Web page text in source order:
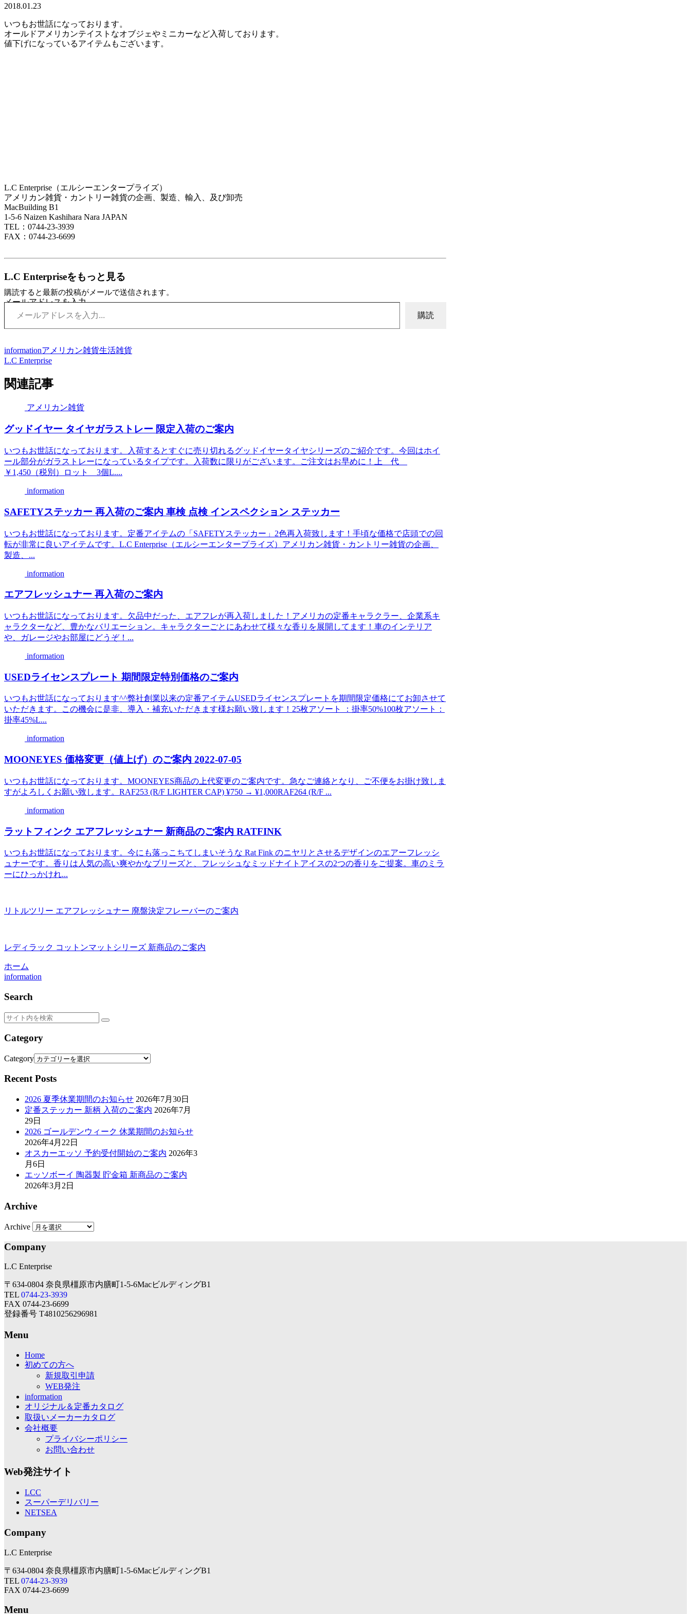
2018.01.23
いつもお世話になっております。
オールドアメリカンテイストなオブジェやミニカーなど入荷しております。
値下げになっているアイテムもございます。
L.C Enterprise（エルシーエンタープライズ）
アメリカン雑貨・カントリー雑貨の企画、製造、輸入、及び卸売
MacBuilding B1
1-5-6 Naizen Kashihara Nara JAPAN
TEL：0744-23-3939
FAX：0744-23-6699
L.C Enterpriseをもっと見る
購読すると最新の投稿がメールで送信されます。
メールアドレスを入力...
購読
informationアメリカン雑貨生活雑貨
L.C Enterprise
関連記事
アメリカン雑貨
グッドイヤー タイヤガラストレー 限定入荷のご案内
いつもお世話になっております。入荷するとすぐに売り切れるグッドイヤータイヤシリーズのご紹介です。今回はホイ
ール部分がガラストレーになっているタイプです。入荷数に限りがございます。ご注文はお早めに！上 代
￥1,450（税別）ロット 3個L....
information
SAFETYステッカー 再入荷のご案内 車検 点検 インスペクション ステッカー
いつもお世話になっております。定番アイテムの「SAFETYステッカー」2色再入荷致します！手頃な価格で店頭での回
転が非常に良いアイテムです。L.C Enterprise（エルシーエンタープライズ）アメリカン雑貨・カントリー雑貨の企画、
製造、...
information
エアフレッシュナー 再入荷のご案内
いつもお世話になっております。欠品中だった、エアフレが再入荷しました！アメリカの定番キャラクラー、企業系キ
ャラクターなど、豊かなバリエーション。キャラクターごとにあわせて様々な香りを展開してます！車のインテリア
や、ガレージやお部屋にどうぞ！...
information
USEDライセンスプレート 期間限定特別価格のご案内
いつもお世話になっております^^弊社創業以来の定番アイテムUSEDライセンスプレートを期間限定価格にてお卸させて
いただきます。この機会に是非、導入・補充いただきます様お願い致します！25枚アソート ：掛率50%100枚アソート：
掛率45%L...
information
MOONEYES 価格変更（値上げ）のご案内 2022-07-05
いつもお世話になっております。MOONEYES商品の上代変更のご案内です。急なご連絡となり、ご不便をお掛け致しま
すがよろしくお願い致します。RAF253 (R/F LIGHTER CAP) ¥750 → ¥1,000RAF264 (R/F ...
information
ラットフィンク エアフレッシュナー 新商品のご案内 RATFINK
いつもお世話になっております。今にも落っこちてしまいそうな Rat Fink のニヤリとさせるデザインのエアーフレッシ
ュナーです。香りは人気の高い爽やかなブリーズと、フレッシュなミッドナイトアイスの2つの香りをご提案。車のミラ
ーにひっかけれ...
リトルツリー エアフレッシュナー 廃盤決定フレーバーのご案内
レディラック コットンマットシリーズ 新商品のご案内
ホーム
information
Search
Category
Category
Recent Posts
2026 夏季休業期間のお知らせ 2026年7月30日
定番ステッカー 新柄 入荷のご案内 2026年7月
29日
2026 ゴールデンウィーク 休業期間のお知らせ
2026年4月22日
オスカーエッソ 予約受付開始のご案内 2026年3
月6日
エッソボーイ 陶器製 貯金箱 新商品のご案内
2026年3月2日
Archive
Archive
Company
L.C Enterprise
〒634-0804 奈良県橿原市内膳町1-5-6MacビルディングB1
TEL 0744-23-3939
FAX 0744-23-6699
登録番号 T4810256296981
Menu
Home
初めての方へ
新規取引申請
WEB発注
information
オリジナル＆定番カタログ
取扱いメーカーカタログ
会社概要
プライバシーポリシー
お問い合わせ
Web発注サイト
LCC
スーパーデリバリー
NETSEA
Company
L.C Enterprise
〒634-0804 奈良県橿原市内膳町1-5-6MacビルディングB1
TEL 0744-23-3939
FAX 0744-23-6699
Menu